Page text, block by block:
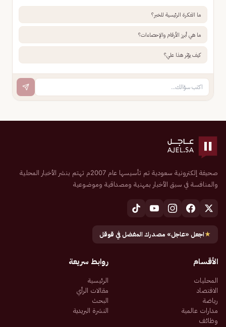
ما الفكرة الرئيسية للخبر؟
ما هي أبرز الأرقام والإحصاءات؟
كيف يؤثر هذا علي؟
صحيفة إلكترونية سعودية تم تأسيسها عام 2007م تهتم بنشر الأخبار المحلية
والمنافسة في سبق الأخبار بمهنية ومصداقية وموضوعية
★اجعل «عاجل» مصدرك المفضل في قوقل
الأقسام
المحليات
الاقتصاد
رياضة
مدارات عالمية
وظائف
روابط سريعة
الرئيسية
مقالات الرأي
البحث
النشرة البريدية